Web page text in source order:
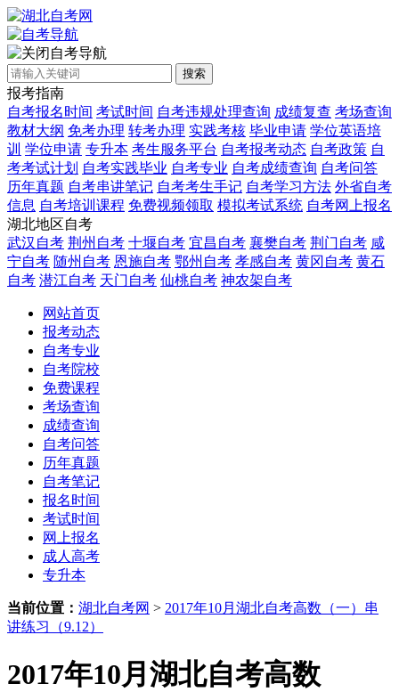
自考导航
搜索
报考指南
自考报名时间 考试时间 自考违规处理查询 成绩复查 考场查询
教材大纲 免考办理 转考办理 实践考核 毕业申请 学位英语培
训 学位申请 专升本 考生服务平台 自考报考动态 自考政策 自
考考试计划 自考实践毕业 自考专业 自考成绩查询 自考问答
历年真题 自考串讲笔记 自考考生手记 自考学习方法 外省自考
信息 自考培训课程 免费视频领取 模拟考试系统 自考网上报名
湖北地区自考
武汉自考 荆州自考 十堰自考 宜昌自考 襄樊自考 荆门自考 咸
宁自考 随州自考 恩施自考 鄂州自考 孝感自考 黄冈自考 黄石
自考 潜江自考 天门自考 仙桃自考 神农架自考
网站首页
报考动态
自考专业
自考院校
免费课程
考场查询
成绩查询
自考问答
历年真题
自考笔记
报名时间
考试时间
网上报名
成人高考
专升本
当前位置： 湖北自考网 > 2017年10月湖北自考高数（一）串
讲练习（9.12）
2017年10月湖北自考高数